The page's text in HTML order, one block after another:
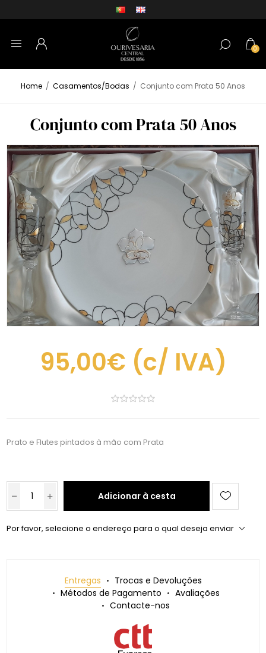
0
Home / Casamentos/Bodas / Conjunto com Prata 50 Anos
Conjunto com Prata 50 Anos
95,00€ (c/ IVA)
Prato e Flutes pintados à mão com Prata
Adicionar à cesta
Por favor, selecione o endereço para o qual deseja enviar
Entregas
Trocas e Devoluções
Métodos de Pagamento
Avaliações
Contacte-nos